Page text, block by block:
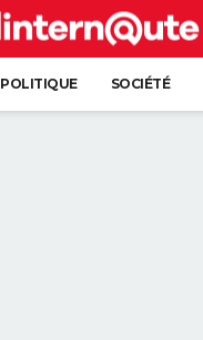
POLITIQUE SOCIÉTÉ